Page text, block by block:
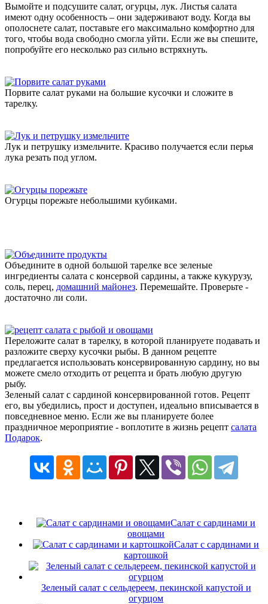
Вымойте и подсушите салат, огурцы, лук. Листья салата
имеют одну особенность – они задерживают воду. Когда вы
ополоснете салат, поставьте его максимально комфортно для
того, чтобы вода свободно смогла уйти. Если же вы спешите,
попробуйте его несколько раз сильно встряхнуть.
Порвите салат руками на большие кусочки и сложите в
тарелку.
Лук и петрушку измельчите. Красиво получается если перья
лука резать под углом.
Огурцы порежьте небольшими кубиками.
Объедините в одной большой тарелке все зеленые
ингредиенты салата с консервой сардины, а также кукурузу,
соль, перец, домашний майонез. Перемешайте. Проверьте -
достаточно ли соли.
Переложите салат в тарелку, в которой планируете подавать и
разложите сверху кусочки рыбы. В данном рецепте
предлагается использовать консервированную сардину, но вы
можете смело отходить от рецепта и брать любую другую
рыбу.
Зеленый салат с сардиной консервированной готов. Рецепт
его, вы убедились, прост и доступен, идеально вписывается в
повседневное меню. Если же вы планируете более
праздничное мероприятие - воплотите в жизнь рецепт салата
Подарок.
Салат с сардинами и
овощами
Салат с сардинами и
картошкой
Зеленый салат с сельдереем, пекинской капустой и
огурцом